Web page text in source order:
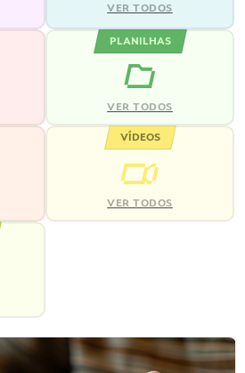
VER TODOS
PLANILHAS
VER TODOS
VÍDEOS
VER TODOS